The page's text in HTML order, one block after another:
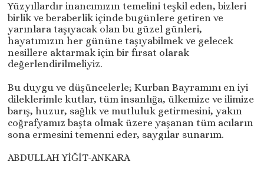
Yüzyıllardır inancımızın temelini teşkil eden, bizleri
birlik ve beraberlik içinde bugünlere getiren ve
yarınlara taşıyacak olan bu güzel günleri,
hayatımızın her gününe taşıyabilmek ve gelecek
nesillere aktarmak için bir fırsat olarak
değerlendirilmeliyiz.
Bu duygu ve düşüncelerle; Kurban Bayramını en iyi
dileklerimle kutlar, tüm insanlığa, ülkemize ve ilimize
barış, huzur, sağlık ve mutluluk getirmesini, yakın
coğrafyamız başta olmak üzere yaşanan tüm acıların
sona ermesini temenni eder, saygılar sunarım.
ABDULLAH YİĞİT-ANKARA